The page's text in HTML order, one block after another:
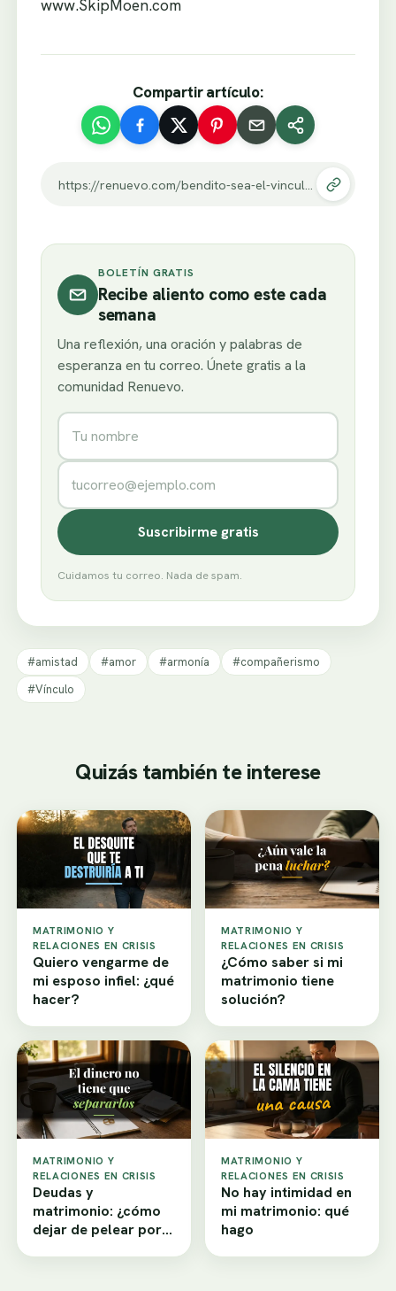
www.SkipMoen.com
Compartir artículo:
https://renuevo.com/bendito-sea-el-vinculo.html
BOLETÍN GRATIS
Recibe aliento como este cada
semana
Una reflexión, una oración y palabras de
esperanza en tu correo. Únete gratis a la
comunidad Renuevo.
Nombre
Correo electrónico
Suscribirme gratis
Cuidamos tu correo. Nada de spam.
#amistad #amor #armonía
#compañerismo
#Vínculo
Quizás también te interese
MATRIMONIO Y
RELACIONES EN CRISIS
Quiero vengarme de
mi esposo infiel: ¿qué
hacer?
MATRIMONIO Y
RELACIONES EN CRISIS
¿Cómo saber si mi
matrimonio tiene
solución?
MATRIMONIO Y
RELACIONES EN CRISIS
Deudas y
matrimonio: ¿cómo
dejar de pelear por
MATRIMONIO Y
RELACIONES EN CRISIS
No hay intimidad en
mi matrimonio: qué
hago